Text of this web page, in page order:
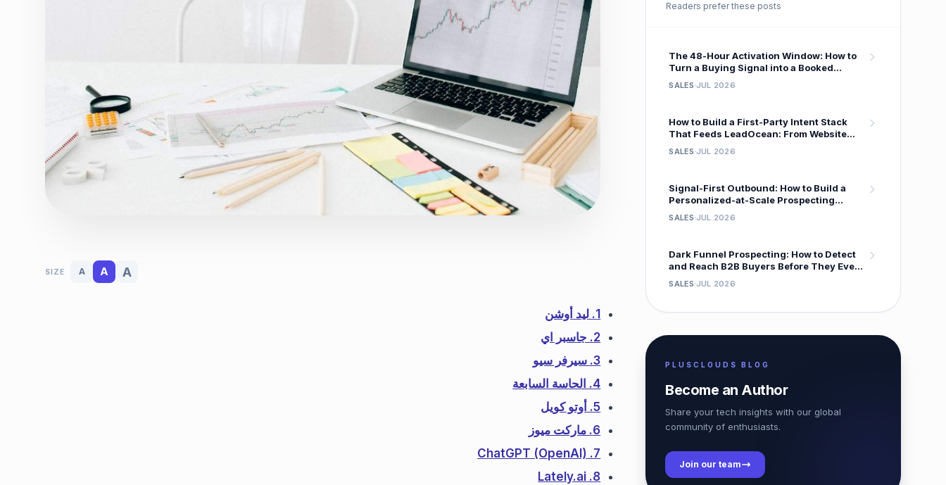
SIZE A A A
1. ليد أوشن
2. جاسبر اي
3. سيرفر سيو
4. الحاسة السابعة
5. أوتو كويل
6. ماركت ميوز
7. ChatGPT (OpenAI)
8. Lately.ai
Readers prefer these posts
The 48-Hour Activation Window: How to
Turn a Buying Signal into a Booked
Sees It
SALES JUL 2026
How to Build a First-Party Intent Stack
That Feeds LeadOcean: From Website
Workflow
SALES JUL 2026
Signal-First Outbound: How to Build a
Personalized-at-Scale Prospecting
SALES JUL 2026
Dark Funnel Prospecting: How to Detect
and Reach B2B Buyers Before They Ever
SALES JUL 2026
PLUSCLOUDS BLOG
Become an Author
Share your tech insights with our global
community of enthusiasts.
Join our team